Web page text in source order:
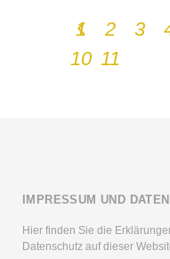
1 2 3
10 11
IMPRESSUM UND
Hier finden Sie die
Datenschutz auf dieser